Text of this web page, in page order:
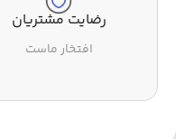
رضایت مشتریان
افتخار ماست